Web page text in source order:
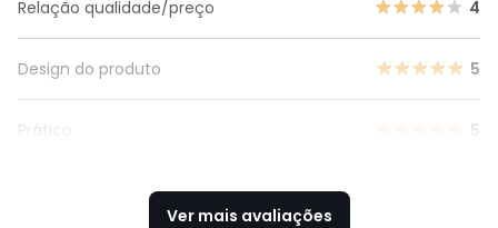
Relação qualidade/preço
4
Design do produto 5
Prático 5
Ver mais avaliações